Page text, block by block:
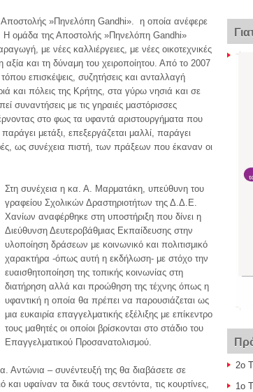
»Πηνελόπη Gandhi». η οποία ανέφερε
Η ομάδα της Αποστολής »Πηνελόπη Gandhi»
με νέες καλλιέργειες, με νέες οικοτεχνικές
και τη δύναμη του χειροποίητου. Από το 2007
επισκέψεις, συζητήσεις και ανταλλαγή
και πόλεις της Κρήτης, στα γύρω νησιά και σε
συναντήσεις με τις γηραιές μαστόρισσες
στο φως τα υφαντά αριστουργήματα που
μετάξι, επεξεργάζεται μαλλί, παράγει
ως συνέχεια πιστή, των πράξεων που έκαναν οι
Στη συνέχεια η κα. Α. Μαρματάκη, υπεύθυνη του
γραφείου Σχολικών Δραστηριοτήτων της Δ.Δ.Ε.
Χανίων αναφέρθηκε στη υποστήριξη που δίνει η
Διεύθυνση Δευτεροβάθμιας Εκπαίδευσης στην
υλοποίηση δράσεων με κοινωνικό και πολιτισμικό
χαρακτήρα -όπως αυτή η εκδήλωση- με στόχο την
ευαισθητοποίηση της τοπικής κοινωνίας στη
διατήρηση αλλά και προώθηση της τέχνης όπως η
υφαντική η οποία θα πρέπει να παρουσιάζεται ως
μια ευκαιρία επαγγελματικής εξέλιξης με επίκεντρο
τους μαθητές οι οποίοι βρίσκονται στο στάδιο του
Επαγγελματικού Προσανατολισμού.
Αντώνια – συνέντευξή της θα διαβάσετε σε
υφαίναν τα δικά τους σεντόντα, τις κουρτίνες,
2ο
1ο